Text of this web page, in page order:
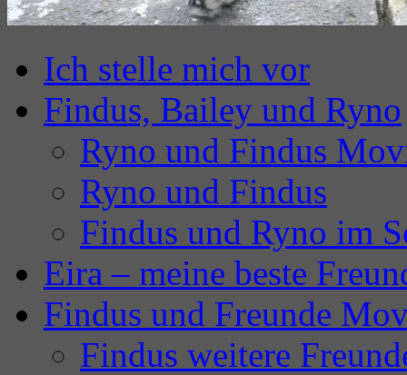
Ich stelle mich vor
Findus, Bailey und Ryno
Ryno und Findus
Ryno und Findus
Findus und Ryno im
Eira – meine beste
Findus und Freunde
Findus weitere